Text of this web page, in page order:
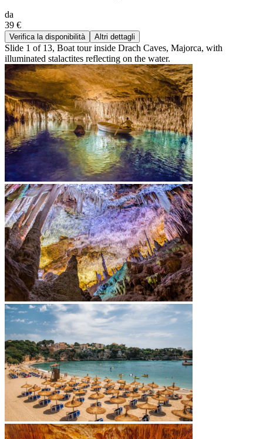
da
39 €
Verifica la disponibilità Altri dettagli
Slide 1 of 13, Boat tour inside Drach Caves, Majorca, with
illuminated stalactites reflecting on the water.